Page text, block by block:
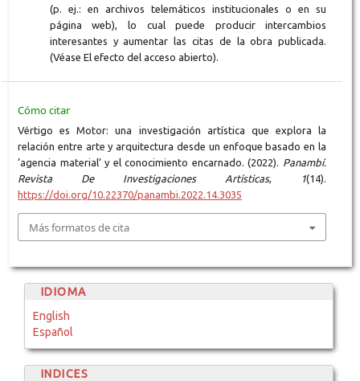
(p. ej.: en archivos telemáticos institucionales o en su
página web), lo cual puede producir intercambios
interesantes y aumentar las citas de la obra publicada.
(Véase El efecto del acceso abierto).
Cómo citar
Vértigo es Motor: una investigación artística que explora la
relación entre arte y arquitectura desde un enfoque basado en la
’agencia material’ y el conocimiento encarnado. (2022). Panambí.
Revista De Investigaciones Artísticas, 1(14).
https://doi.org/10.22370/panambi.2022.14.3035
Más formatos de cita
IDIOMA
English
Español
INDICES